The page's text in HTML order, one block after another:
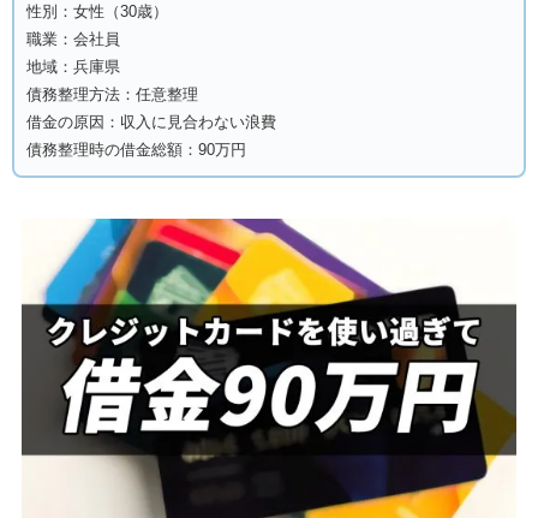
性別：女性（30歳）
職業：会社員
地域：兵庫県
債務整理方法：任意整理
借金の原因：収入に見合わない浪費
債務整理時の借金総額：90万円